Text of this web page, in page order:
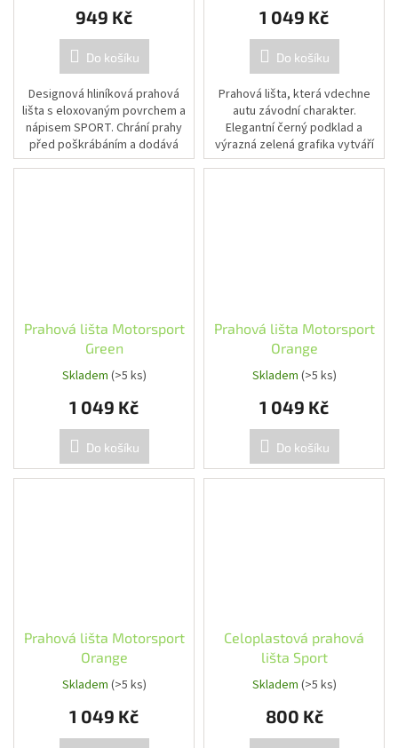
949 Kč
Do košíku
Designová hliníková prahová
lišta s eloxovaným povrchem a
nápisem SPORT. Chrání prahy
před poškrábáním a dodává
interiéru sportovní vzhled.
1 049 Kč
Do košíku
Prahová lišta, která vdechne
autu závodní charakter.
Elegantní černý podklad a
výrazná zelená grafika vytváří
dokonalý kontrast a perfektně
Prahová lišta Motorsport
Green
Skladem (>5 ks)
1 049 Kč
Do košíku
Prahová lišta Motorsport
Orange
Skladem (>5 ks)
1 049 Kč
Do košíku
Prahová lišta Motorsport
Orange
Skladem (>5 ks)
1 049 Kč
Celoplastová prahová
lišta Sport
Skladem (>5 ks)
800 Kč